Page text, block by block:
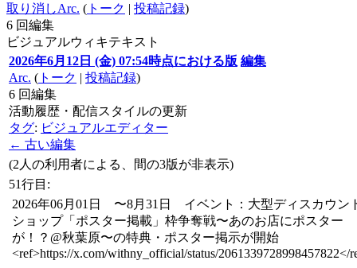
取り消しArc. ( トーク | 投稿記録)
6 回編集
ビジュアルウィキテキスト
2026年6月12日 (金) 07:54時点における版 編集
Arc. ( トーク | 投稿記録)
6 回編集
活動履歴・配信スタイルの更新
タグ: ビジュアルエディター
← 古い編集
(2人の利用者による、間の3版が非表示)
51行目:
2026年06月01日 〜8月31日 イベント：大型ディスカウン
ショップ「ポスター掲載」枠争奪戦〜あのお店にポスター
が！？@秋葉原〜の特典・ポスター掲示が開始
<ref>https://x.com/withny_official/status/2061339728998457822</